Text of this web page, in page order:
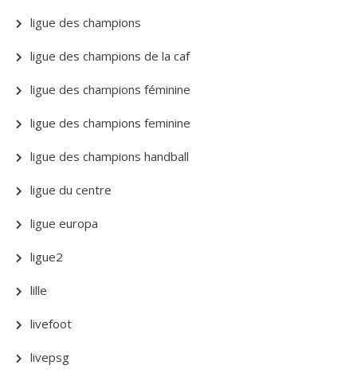
ligue des champions
ligue des champions de la caf
ligue des champions féminine
ligue des champions feminine
ligue des champions handball
ligue du centre
ligue europa
ligue2
lille
livefoot
livepsg